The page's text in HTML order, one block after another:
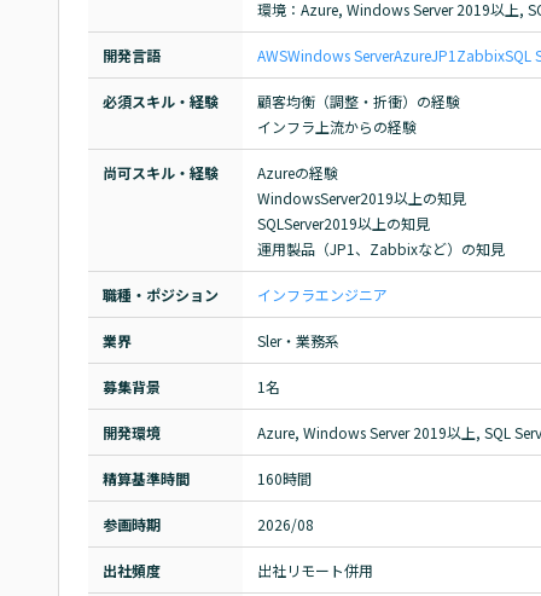
環境：Azure, Windows Server 2019以上,
開発言語 AWSWindows ServerAzureJP1 ZabbixSQL
必須スキル・経験
顧客均衡（調整・折衝）の経験
インフラ上流からの経験
尚可スキル・経験
Azureの経験
WindowsServer2019以上の知見
SQLServer2019以上の知見
運用製品（JP1、Zabbixなど）の知見
職種・ポジション インフラエンジニア
業界 Sler・業務系
募集背景 1名
開発環境 Azure, Windows Server 2019以上, SQL
精算基準時間 160時間
参画時期 2026/08
出社頻度 出社リモート併用